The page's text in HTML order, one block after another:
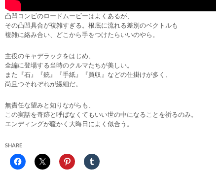
凸凹コンビのロードムービーはよくあるが、
その凸凹具合が複雑すぎる。根底に流れる差別のベクトルも
複雑に絡み合い、どこから手をつけたらいいのやら。
主役のキャデラックをはじめ、
全編に登場する当時のクルマたちが美しい。
また『石』『銃』『手紙』『買収』などの仕掛けが多く、
尚且つそれぞれが繊細だ。
無責任な望みと知りながらも、
この実話を奇跡と呼ばなくてもいい世の中になることを祈るのみ。
エンディングが暖かく大晦日によく似合う。
SHARE